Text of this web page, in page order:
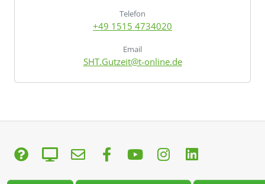
Telefon
+49 1515 4734020
Email
SHT.Gutzeit@t-online.de